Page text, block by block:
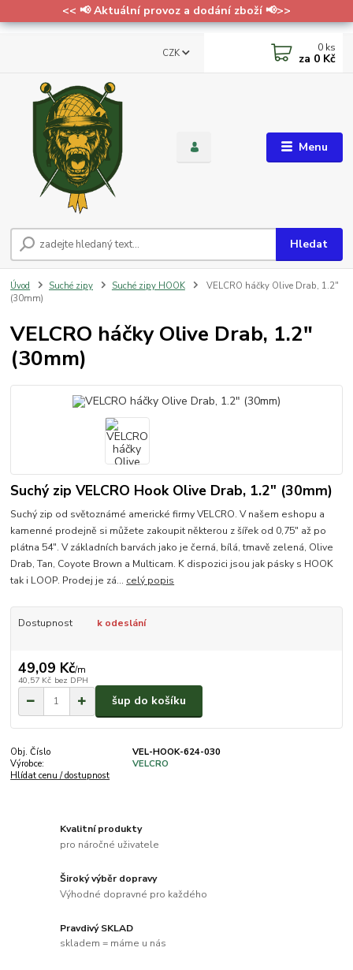
<< 📢 Aktuální provoz a dodání zboží 📢>>
Menu
CZK
Hledat
0 ks
za 0 Kč
Úvod Suché zipy Suché zipy HOOK
VELCRO háčky Olive Drab, 1.2"
(30mm)
VELCRO háčky Olive Drab, 1.2"
(30mm)
Suchý zip VELCRO Hook Olive Drab, 1.2" (30mm)
Suchý zip od světoznámé americké firmy VELCRO. V našem eshopu a
kamenné prodejně si můžete zakoupit některou z šířek od 0,75" až po
plátna 54". V základních barvách jako je černá, bílá, tmavě zelená, Olive
Drab, Tan, Coyote Brown a Multicam. K dispozici jsou jak pásky s HOOK
tak i LOOP. Prodej je zá... celý popis
Dostupnost k odeslání
49,09 Kč/m
40,57 Kč bez DPH
šup do košíku
Obj. Číslo
VEL-HOOK-624-030
Výrobce:
VELCRO
Hlídat cenu / dostupnost
Kvalitní produkty
pro náročné uživatele
Široký výběr dopravy
Výhodné dopravné pro každého
Pravdivý SKLAD
skladem = máme u nás